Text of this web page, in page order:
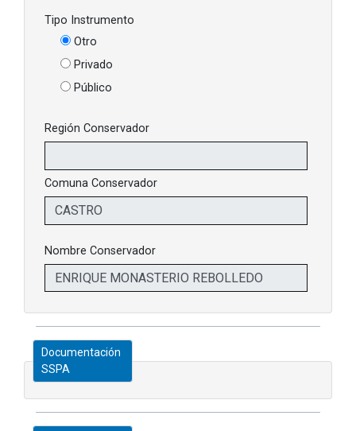
Tipo Instrumento
Otro
Privado
Público
Región Conservador
Comuna Conservador
Nombre Conservador
Documentación
SSPA